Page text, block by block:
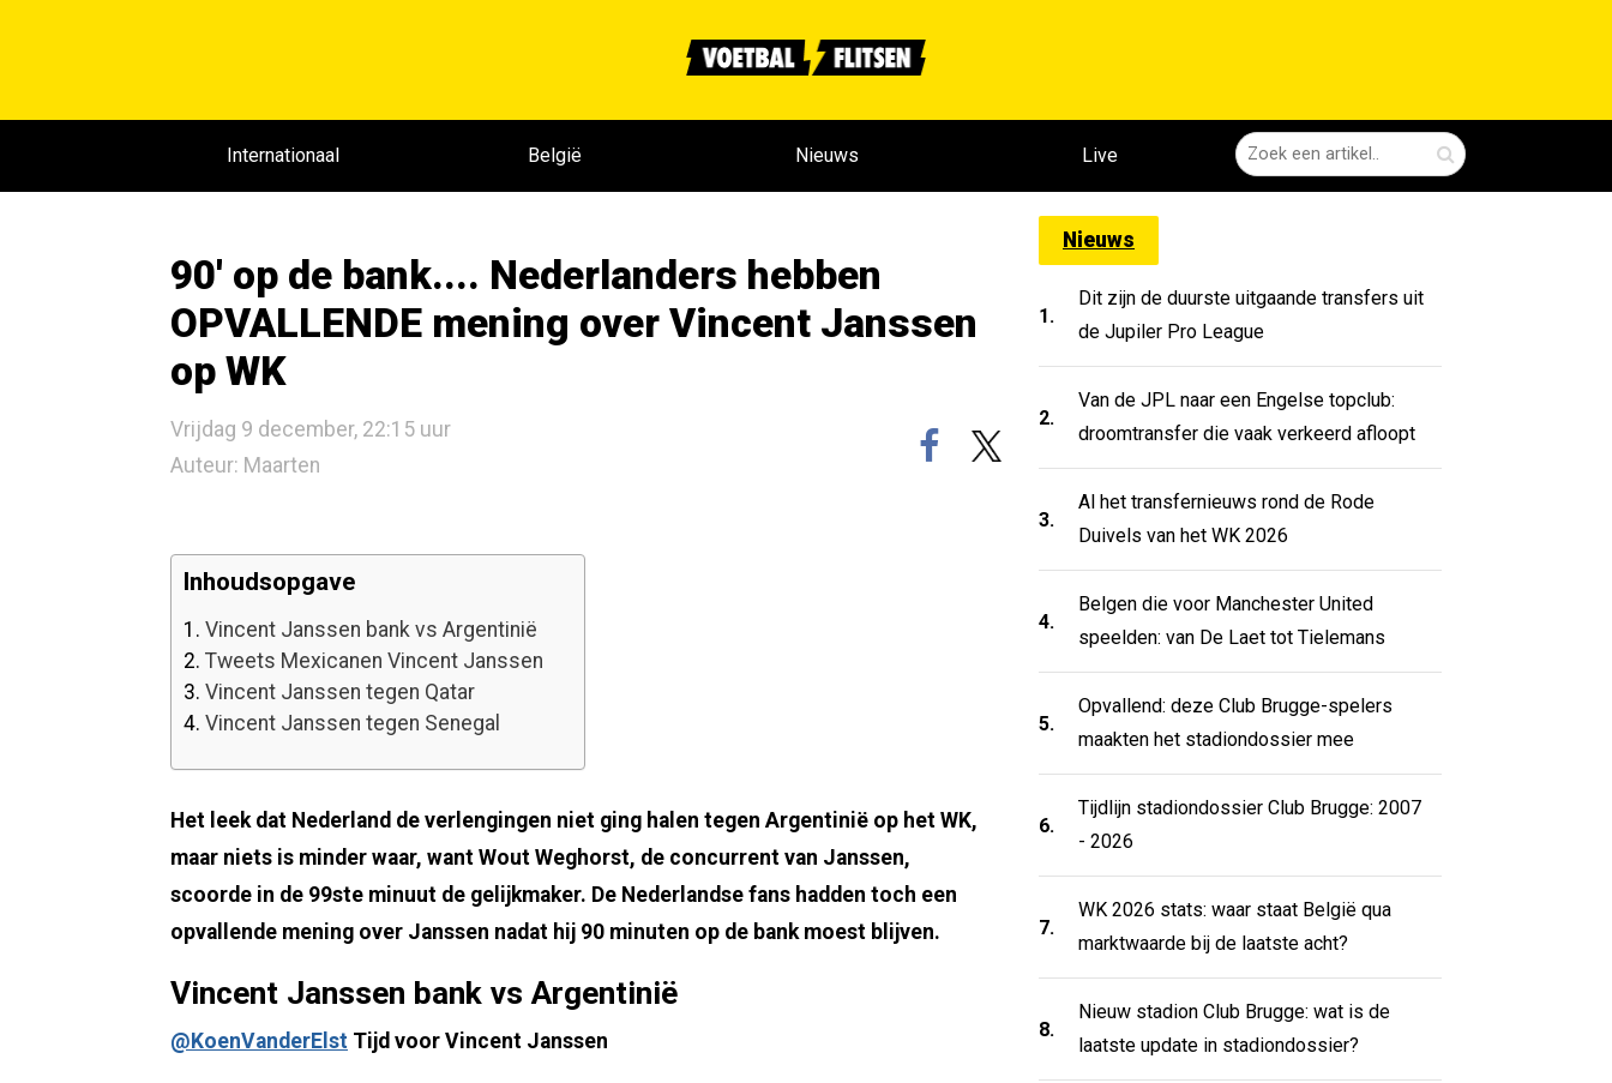
Internationaal België Nieuws Live
90' op de bank.... Nederlanders hebben
OPVALLENDE mening over Vincent Janssen
op WK
Vrijdag 9 december, 22:15 uur
Auteur: Maarten
Inhoudsopgave
1. Vincent Janssen bank vs Argentinië
2. Tweets Mexicanen Vincent Janssen
3. Vincent Janssen tegen Qatar
4. Vincent Janssen tegen Senegal
Het leek dat Nederland de verlengingen niet ging halen tegen Argentinië op het WK,
maar niets is minder waar, want Wout Weghorst, de concurrent van Janssen,
scoorde in de 99ste minuut de gelijkmaker. De Nederlandse fans hadden toch een
opvallende mening over Janssen nadat hij 90 minuten op de bank moest blijven.
Vincent Janssen bank vs Argentinië
@KoenVanderElst Tijd voor Vincent Janssen
Nieuws
1.
Dit zijn de duurste uitgaande transfers uit
de Jupiler Pro League
2.
Van de JPL naar een Engelse topclub:
droomtransfer die vaak verkeerd afloopt
3.
Al het transfernieuws rond de Rode
Duivels van het WK 2026
4.
Belgen die voor Manchester United
speelden: van De Laet tot Tielemans
5.
Opvallend: deze Club Brugge-spelers
maakten het stadiondossier mee
6.
Tijdlijn stadiondossier Club Brugge: 2007
- 2026
7.
WK 2026 stats: waar staat België qua
marktwaarde bij de laatste acht?
8.
Nieuw stadion Club Brugge: wat is de
laatste update in stadiondossier?